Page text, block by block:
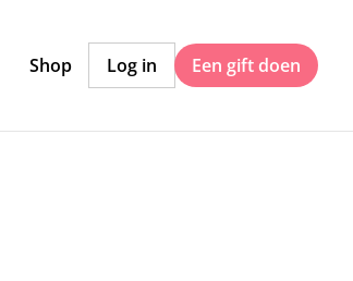
Shop Log in Een gift doen